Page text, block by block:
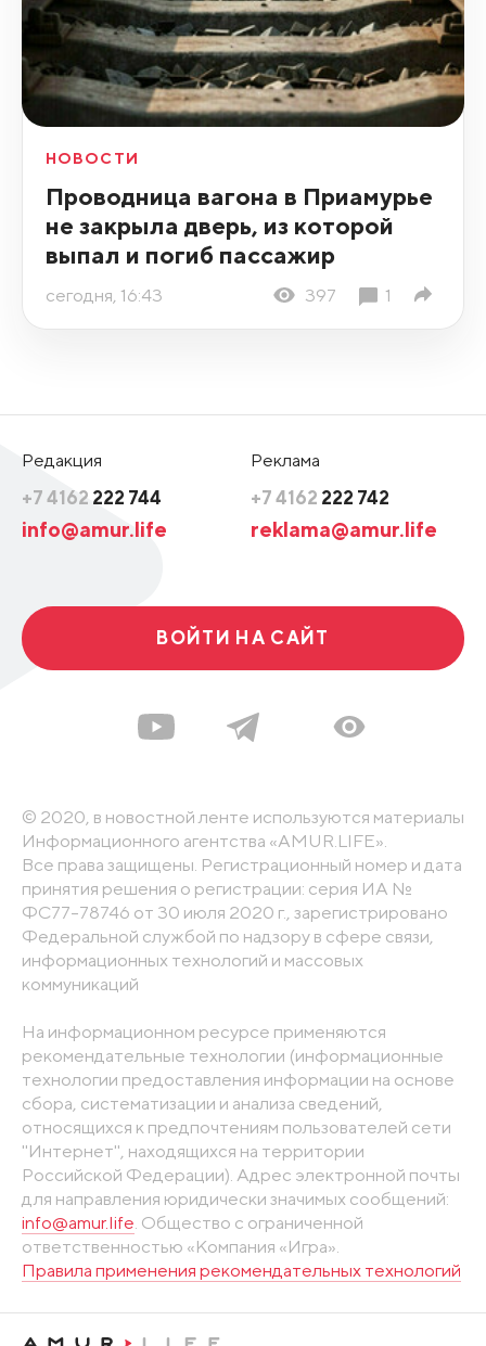
НОВОСТИ
Проводница вагона в Приамурье
не закрыла дверь, из которой
выпал и погиб пассажир
сегодня, 16:43 397 1
Редакция
+7 4162 222 744
info@amur.life
Реклама
+7 4162 222 742
reklama@amur.life
ВОЙТИ НА САЙТ
© 2020, в новостной ленте используются материалы
Информационного агентства «AMUR.LIFE».
Все права защищены. Регистрационный номер и дата
принятия решения о регистрации: серия ИА №
ФС77-78746 от 30 июля 2020 г., зарегистрировано
Федеральной службой по надзору в сфере связи,
информационных технологий и массовых
коммуникаций
На информационном ресурсе применяются
рекомендательные технологии (информационные
технологии предоставления информации на основе
сбора, систематизации и анализа сведений,
относящихся к предпочтениям пользователей сети
"Интернет", находящихся на территории
Российской Федерации). Адрес электронной почты
для направления юридически значимых сообщений:
info@amur.life. Общество с ограниченной
ответственностью «Компания «Игра».
Правила применения рекомендательных технологий